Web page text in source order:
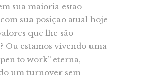
sua maioria estão
sua posição atual hoje
que lhe são
Ou estamos vivendo uma
to work” eterna,
um turnover sem